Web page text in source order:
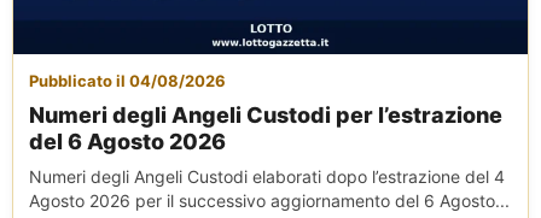
Pubblicato il 04/08/2026
Numeri degli Angeli Custodi per l’estrazione
del 6 Agosto 2026
Numeri degli Angeli Custodi elaborati dopo l’estrazione del 4
Agosto 2026 per il successivo aggiornamento del 6 Agosto...